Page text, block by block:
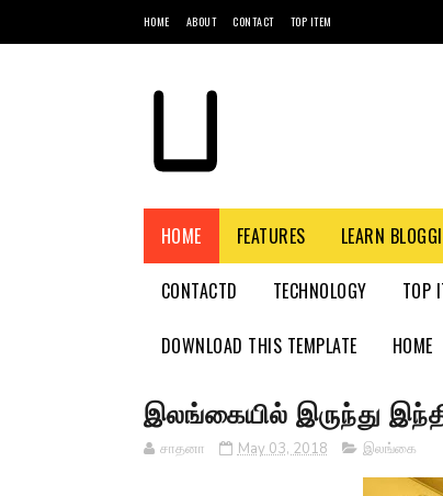
HOME ABOUT CONTACT TOP ITEM
HOME FEATURES LEARN
CONTACTD TECHNOLOGY TOP
DOWNLOAD THIS TEMPLATE HOME
இலங்கையில் இருந்து
சாதனா May 03, 2018 இலங்கை